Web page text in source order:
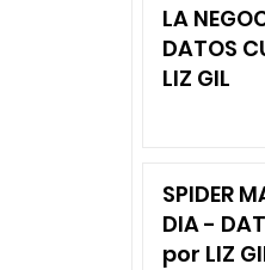
LA
DATOS
LIZ GIL
SPIDER
DIA -
por LIZ